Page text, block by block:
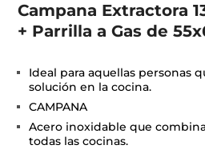
Campana Extractora
+ Parrilla a Gas de
Ideal para aquellas personas
solución en la cocina.
CAMPANA
Acero inoxidable que
todas las cocinas.